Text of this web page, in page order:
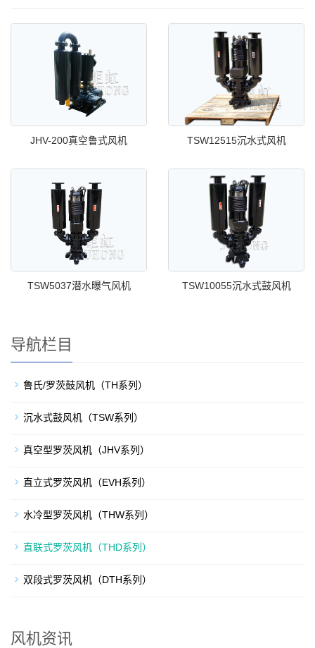
JHV-200真空鲁式风机 TSW12515沉水式风机
TSW5037潜水曝气风机 TSW10055沉水式鼓风机
导航栏目
鲁氏/罗茨鼓风机（TH系列）
沉水式鼓风机（TSW系列）
真空型罗茨风机（JHV系列）
直立式罗茨风机（EVH系列）
水冷型罗茨风机（THW系列）
直联式罗茨风机（THD系列）
双段式罗茨风机（DTH系列）
风机资讯